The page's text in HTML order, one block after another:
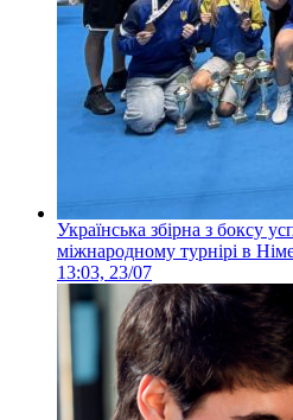
Українська збірна з боксу
міжнародному турнірі в
13:03, 23/07